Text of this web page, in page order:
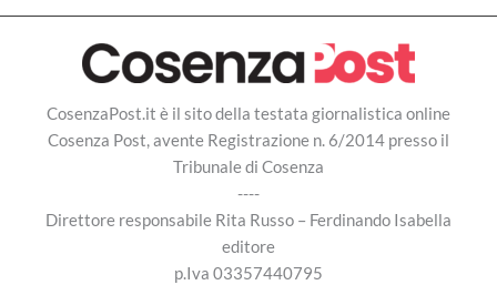
CosenzaPost.it è il sito della testata giornalistica online
Cosenza Post, avente Registrazione n. 6/2014 presso il
Tribunale di Cosenza
----
Direttore responsabile Rita Russo – Ferdinando Isabella
editore
p.Iva 03357440795